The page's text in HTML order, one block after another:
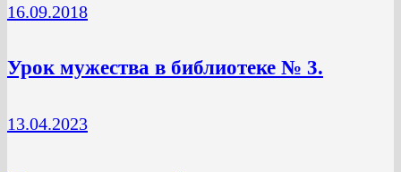
16.09.2018
Урок мужества в библиотеке № 3.
13.04.2023